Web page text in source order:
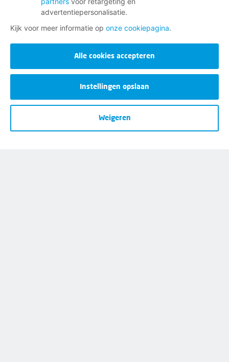
Wij helpen je graag
Bij al je vragen over werk, inkomen en
lidmaatschap.
Neem contact op met de FNV
Vragen over het lidmaatschap
Vragen over werk en inkomen
advertentiepersonalisatie.
Kijk voor meer informatie op onze cookiepagina.
Alle cookies accepteren
Instellingen opslaan
Weigeren